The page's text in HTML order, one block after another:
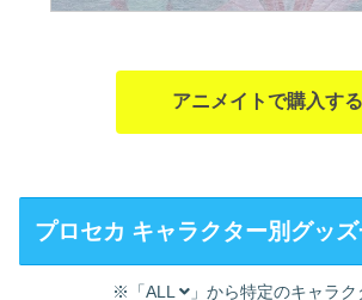
アニメイトで購入する
プロセカ キャラクター別グッ
※「ALL 」から特定のキャラ